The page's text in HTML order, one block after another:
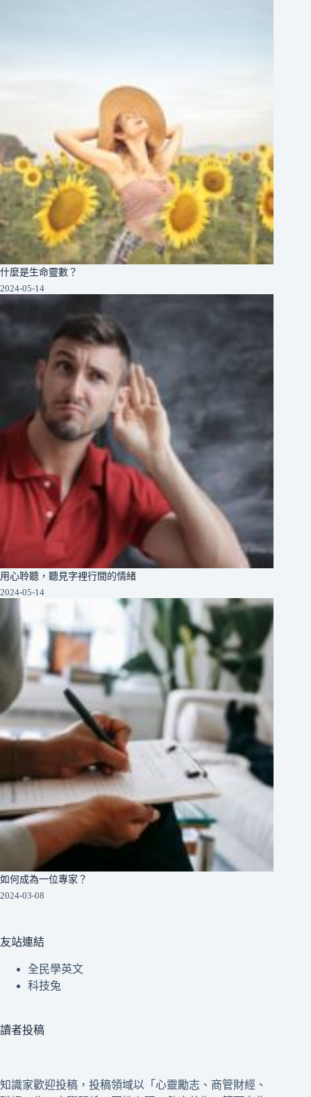
什麼是生命靈數？
2024-05-14
用心聆聽，聽見字裡行間的情緒
2024-05-14
如何成為一位專家？
2024-03-08
友站連結
全民學英文
科技兔
讀者投稿
知識家歡迎投稿，投稿領域以「心靈勵志、商管財經、